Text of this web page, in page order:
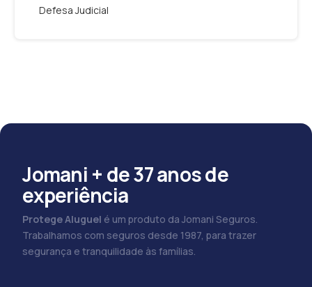
Defesa Judicial
Jomani + de 37 anos de
experiência
Protege Aluguel é um produto da Jomani Seguros.
Trabalhamos com seguros desde 1987, para trazer
segurança e tranquilidade às famílias.